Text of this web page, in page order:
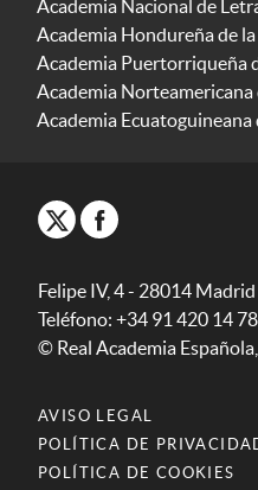
Academia Nacional de
Academia Hondureña de
Academia Puertorriqueña
Academia Norteamericana
Academia Ecuatoguineana
Felipe IV, 4 - 28014 Madrid
Teléfono: +34 91 420 14
© Real Academia
AVISO LEGAL
POLÍTICA DE
POLÍTICA DE COOKIES